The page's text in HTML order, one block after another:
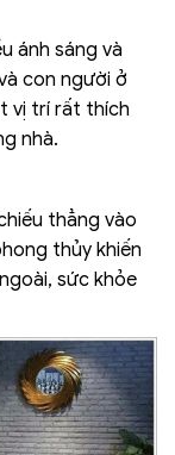
ánh sáng và
con người ở
vị trí rất thích
nhà.
thẳng vào
thủy khiến
sức khỏe